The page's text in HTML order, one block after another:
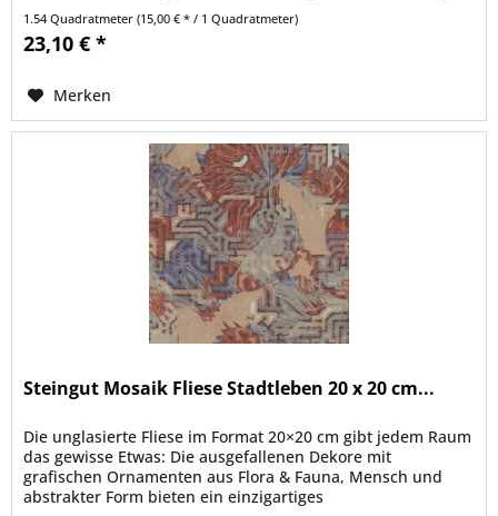
1.54 Quadratmeter(15,00 € * / 1 Quadratmeter)
23,10 € *
Merken
Steingut Mosaik Fliese Stadtleben 20 x 20 cm...
Die unglasierte Fliese im Format 20×20 cm gibt jedem Raum
das gewisse Etwas: Die ausgefallenen Dekore mit
grafischen Ornamenten aus Flora & Fauna, Mensch und
abstrakter Form bieten ein einzigartiges